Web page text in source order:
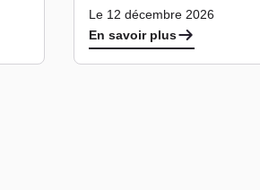
Le 12 décembre 2026
En savoir plus